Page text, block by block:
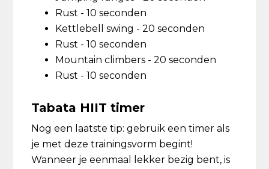
Rust - 10 seconden
Kettlebell swing - 20 seconden
Rust - 10 seconden
Mountain climbers - 20 seconden
Rust - 10 seconden
Tabata HIIT timer
Nog een laatste tip: gebruik een timer als
je met deze trainingsvorm begint!
Wanneer je eenmaal lekker bezig bent, is